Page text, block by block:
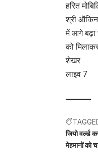
हरित
श्री
में आगे बढ़ा
को
शेखर
लाइव 7
जियो वर्ल्ड
मेहमानों को